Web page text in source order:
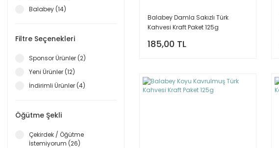
Balabey (14)
Filtre Seçenekleri
Sponsor Ürünler (2)
Yeni Ürünler (12)
İndirimli Ürünler (4)
Öğütme Şekli
Çekirdek / Öğütme
İstemiyorum (26)
Balabey Damla Sakızlı Türk
Kahvesi Kraft Paket 125g
185,00 TL